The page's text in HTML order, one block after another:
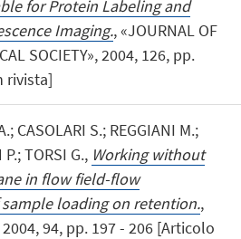
for Protein Labeling and
Imaging., «JOURNAL OF
SOCIETY», 2004, 126, pp.
rivista]
CASOLARI S.; REGGIANI M.;
TORSI G., Working without
in flow field-flow
loading on retention.,
2004, 94, pp. 197 - 206 [Articolo